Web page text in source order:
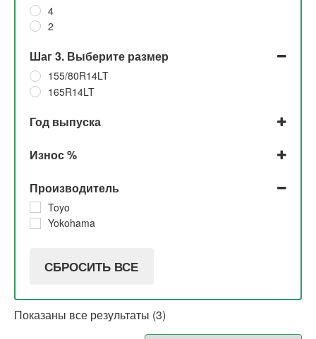
4
2
Шаг 3. Выберите размер
155/80R14LT
165R14LT
Год выпуска
2021
Износ %
30%
Производитель
Toyo
Yokohama
СБРОСИТЬ ВСЕ
Показаны все результаты (3)